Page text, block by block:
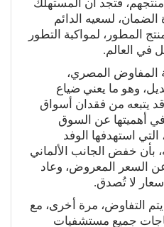
فتجد أن المستهلك
الضمان، لسعيه الدائم
المطور، لمواكبة التطور
في العالم.
المفاوض المصري،
وهو ما يعني ضياع
يتبعه من فقدان أسواق
أهميتها عن السوق
استهدفها الوفد
بأن خفض الجانب الألماني
بنسبة 40% عن السعر المعروض، وعاد
لا تُصدق.
التفاوض، مرة أخرى، مع
جميع مستشفيات